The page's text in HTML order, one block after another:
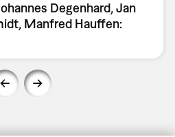
Degenhard, Jan
Manfred Hauffen: